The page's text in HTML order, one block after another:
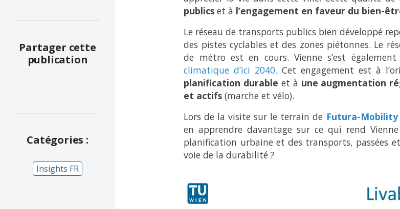
Partager cette
publication
Catégories :
Insights FR
publics et à l’engagement en faveur du bien-
Le réseau de transports publics bien développé
des pistes cyclables et des zones piétonnes. Le
de métro est en cours. Vienne s’est
climatique d’ici 2040. Cet engagement est à
planification durable et à une augmentation
et actifs (marche et vélo).
Lors de la visite sur le terrain de Futura-Mobility
en apprendre davantage sur ce qui rend
planification urbaine et des transports, passées
voie de la durabilité ?